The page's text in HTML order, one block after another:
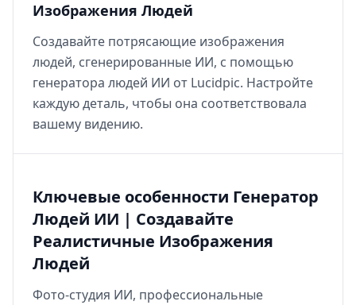
Изображения Людей
Создавайте потрясающие изображения
людей, сгенерированные ИИ, с помощью
генератора людей ИИ от Lucidpic. Настройте
каждую деталь, чтобы она соответствовала
вашему видению.
Ключевые особенности Генератор
Людей ИИ | Создавайте
Реалистичные Изображения
Людей
Фото-студия ИИ, профессиональные